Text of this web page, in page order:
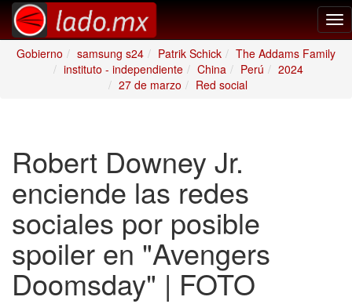
Gobierno
samsung s24 Patrik Schick
The Addams Family
instituto - independiente
China Perú
2024
27 de marzo
Red social
Robert Downey Jr.
enciende las redes
sociales por posible
spoiler en "Avengers
Doomsday" | FOTO